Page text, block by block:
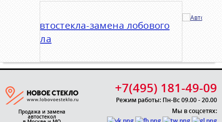
Продажа и замена
автостекол
+7(495) 181-49-09
Режим работы: Пн-Вс 09.00 - 20.00
Мы в соцсетях: